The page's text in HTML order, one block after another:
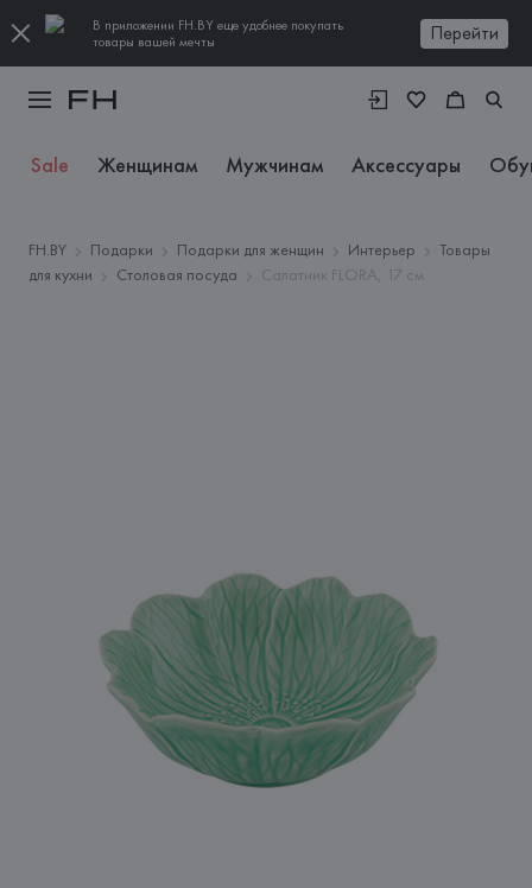
В приложении FH.BY еще удобнее покупать
товары вашей мечты
Перейти
Sale Женщинам Мужчинам Аксессуары
FH.BY Подарки Подарки для женщин Интерьер
Товары
для кухни
Столовая посуда Салатник FLORA, 17 см